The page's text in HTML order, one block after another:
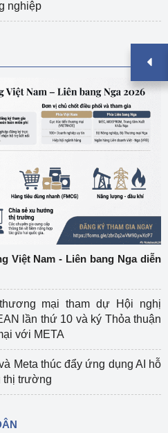
nghiệp
Việt Nam - Liên bang Nga diễn
mại tham dự Hội nghị
lần thứ 10 và ký Thỏa thuận
với META
Meta thúc đẩy ứng dụng AI hỗ
thị trường